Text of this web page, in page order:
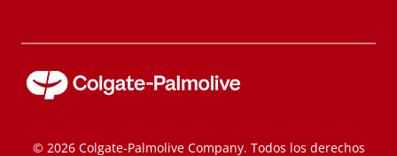
© 2026 Colgate-Palmolive Company. Todos los derechos